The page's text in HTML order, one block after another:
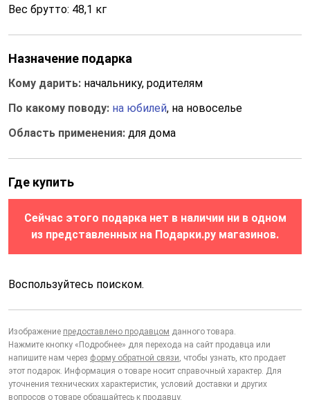
Вес брутто: 48,1 кг
Назначение подарка
Кому дарить: начальнику, родителям
По какому поводу: на юбилей, на новоселье
Область применения: для дома
Где купить
Сейчас этого подарка нет в наличии ни в одном
из представленных на Подарки.ру магазинов.
Воспользуйтесь поиском.
Изображение предоставлено продавцом данного товара.
Нажмите кнопку «Подробнее» для перехода на сайт продавца или
напишите нам через форму обратной связи, чтобы узнать, кто продает
этот подарок. Информация о товаре носит справочный характер. Для
уточнения технических характеристик, условий доставки и других
вопросов о товаре обращайтесь к продавцу.